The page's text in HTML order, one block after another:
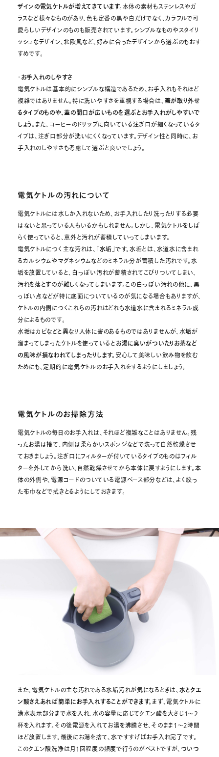
ザインの電気ケトルが増えてきています。本体の素材もステンレスやガ
ラスなど様々なものがあり、色も定番の黒や白だけでなく、カラフルで可
愛らしいデザインのものも販売されています。シンプルなものやスタイリ
ッシュなデザイン、北欧風など、好みに合ったデザインから選ぶのもおす
すめです。
・ お手入れのしやすさ
電気ケトルは基本的にシンプルな構造であるため、お手入れもそれほど
複雑ではありません。特に洗いやすさを重視する場合は、蓋が取り外せ
るタイプのものや、蓋の間口が広いものを選ぶとお手入れがしやすいで
しょう。 また、コーヒーのドリップに向いている注ぎ口が細くなっているタ
イプは、注ぎ口部分が洗いにくくなっています。デザイン性と同時に、お
手入れのしやすさも考慮して選ぶと良いでしょう。
電気ケトルの汚れについて
電気ケトルには水しか入れないため、お手入れしたり洗ったりする必要
はないと思っている人もいるかもしれません。しかし、電気ケトルをしば
らく使っていると、意外と汚れが蓄積していってしまいます。
電気ケトルにつく主な汚れは、 「水垢」です。水垢とは、水道水に含まれ
るカルシウムやマグネシウムなどのミネラル分が蓄積した汚れです。水
垢を放置していると、白っぽい汚れが蓄積されてこびりついてしまい、
汚れを落とすのが難しくなってしまいます。この白っぽい汚れの他に、黒
っぽい点などが特に底面についているのが気になる場合もありますが、
ケトルの内側につくこれらの汚れはどれも水道水に含まれるミネラル成
分によるものです。
水垢はカビなどと異なり人体に害のあるものではありませんが、水垢が
溜まってしまったケトルを使っているとお湯に臭いがついたりお茶など
の風味が損なわれてしまったりします。 安心して美味しい飲み物を飲む
ためにも、定期的に電気ケトルのお手入れをするようにしましょう。
電気ケトルのお掃除方法
電気ケトルの毎日のお手入れは、それほど複雑なことはありません。残
ったお湯は捨て、内側は柔らかいスポンジなどで洗って自然乾燥させ
ておきましょう。注ぎ口にフィルターが付いているタイプのものはフィル
ターを外してから洗い、自然乾燥させてから本体に戻すようにします。本
体の外側や、電源コードのついている電源ベース部分などは、よく絞っ
た布巾などで拭きとるようにしておきます。
また、電気ケトルの主な汚れである水垢汚れが気になるときは、水とクエ
ン酸さえあれば簡単にお手入れすることができます。 まず、電気ケトルに
満水表示部分まで水を入れ、水の容量に応じてクエン酸を大さじ１～２
杯を入れます。その後電源を入れてお湯を沸騰させ、そのまま１～2時間
ほど放置します。最後にお湯を捨て、水ですすげばお手入れ完了です。
このクエン酸洗浄は月1回程度の頻度で行うのがベストですが、 ついつ